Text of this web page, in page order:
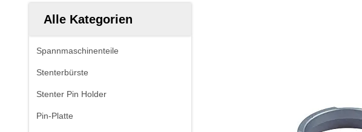
Alle Kategorien
Spannmaschinenteile
Stenterbürste
Stenter Pin Holder
Pin-Platte